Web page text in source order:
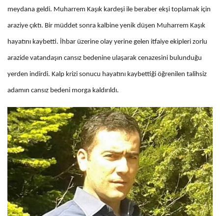
meydana geldi. Muharrem Kaşık kardeşi ile beraber ekşi toplamak için
araziye çıktı. Bir müddet sonra kalbine yenik düşen Muharrem Kaşık
hayatını kaybetti. İhbar üzerine olay yerine gelen itfaiye ekipleri zorlu
arazide vatandaşın cansız bedenine ulaşarak cenazesini bulunduğu
yerden indirdi. Kalp krizi sonucu hayatını kaybettiği öğrenilen talihsiz
adamın cansız bedeni morga kaldırıldı.